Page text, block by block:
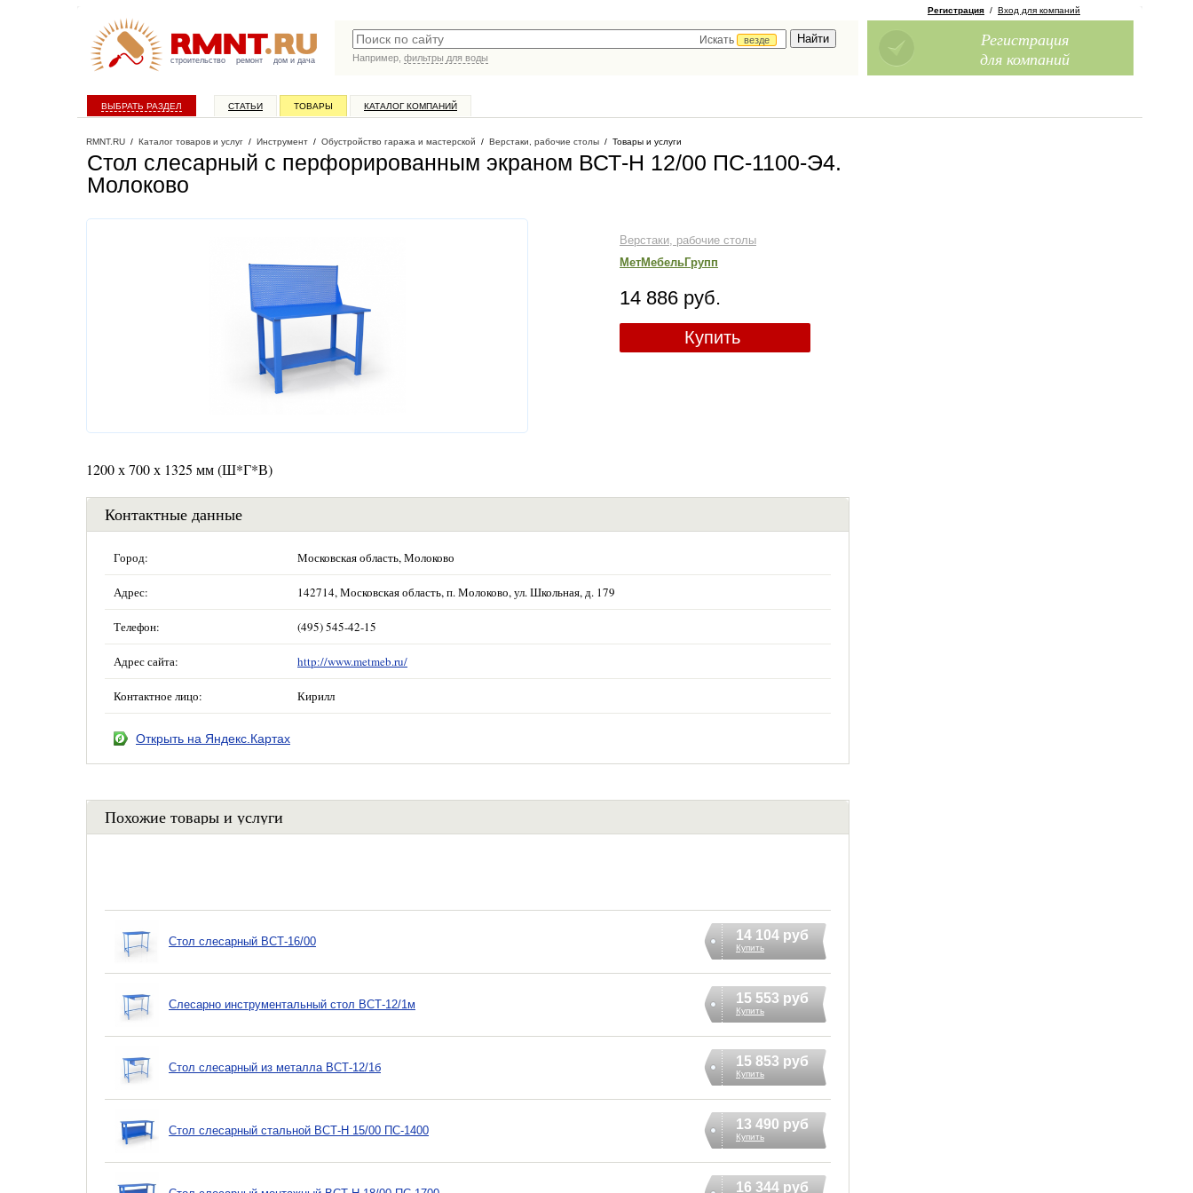
строительство ремонт дом и дача
Искать
везде
Например, фильтры для воды
Регистрация / Вход для компаний
Регистрация
для компаний
ВЫБРАТЬ РАЗДЕЛ СТАТЬИ ТОВАРЫ КАТАЛОГ КОМПАНИЙ
RMNT.RU / Каталог товаров и услуг / Инструмент / Обустройство гаража и мастерской / Верстаки, рабочие столы / Товары и услуги
Стол слесарный с перфорированным экраном ВСТ-Н 12/00 ПС-1100-Э4.
Молоково
Верстаки, рабочие столы
МетМебельГрупп
14 886 руб.
Купить
1200 х 700 х 1325 мм (Ш*Г*В)
Контактные данные
Город: Московская область, Молоково
Адрес: 142714, Московская область, п. Молоково, ул. Школьная, д. 179
Телефон: (495) 545-42-15
Адрес сайта: http://www.metmeb.ru/
Контактное лицо: Кирилл
Открыть на Яндекс.Картах
Похожие товары и услуги
Стол слесарный ВСТ-16/00 14 104 руб
Купить
Слесарно инструментальный стол ВСТ-12/1м 15 553 руб
Купить
Стол слесарный из металла ВСТ-12/1б 15 853 руб
Купить
Стол слесарный стальной ВСТ-Н 15/00 ПС-1400 13 490 руб
Купить
16 344 руб